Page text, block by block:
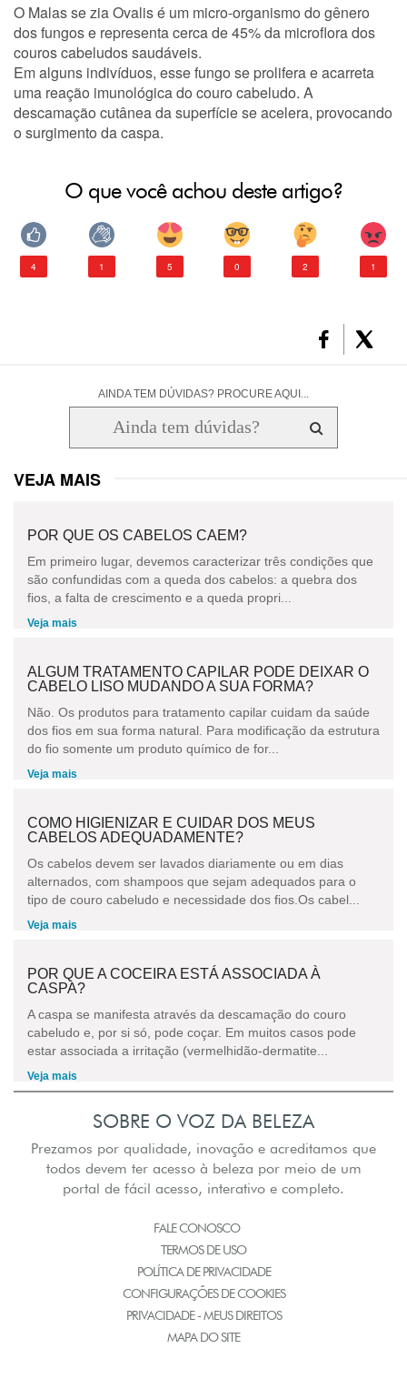
DESODORANTE
SOLAR
DERMACLUB
O Malas se zia Ovalis é um micro-organismo do gênero
dos fungos e representa cerca de 45% da microflora dos
couros cabeludos saudáveis.
Em alguns indivíduos, esse fungo se prolifera e acarreta
uma reação imunológica do couro cabeludo. A
descamação cutânea da superfície se acelera, provocando
o surgimento da caspa.
O que você achou deste artigo?
4 1 5 0 2 1
AINDA TEM DÚVIDAS? PROCURE AQUI...
VEJA MAIS
POR QUE OS CABELOS CAEM?
Em primeiro lugar, devemos caracterizar três condições que
são confundidas com a queda dos cabelos: a quebra dos
fios, a falta de crescimento e a queda propri...
Veja mais
ALGUM TRATAMENTO CAPILAR PODE DEIXAR O
CABELO LISO MUDANDO A SUA FORMA?
Não. Os produtos para tratamento capilar cuidam da saúde
dos fios em sua forma natural. Para modificação da estrutura
do fio somente um produto químico de for...
Veja mais
COMO HIGIENIZAR E CUIDAR DOS MEUS
CABELOS ADEQUADAMENTE?
Os cabelos devem ser lavados diariamente ou em dias
alternados, com shampoos que sejam adequados para o
tipo de couro cabeludo e necessidade dos fios.Os cabel...
Veja mais
POR QUE A COCEIRA ESTÁ ASSOCIADA À
CASPA?
A caspa se manifesta através da descamação do couro
cabeludo e, por si só, pode coçar. Em muitos casos pode
estar associada a irritação (vermelhidão-dermatite...
Veja mais
SOBRE O VOZ DA BELEZA
Prezamos por qualidade, inovação e acreditamos que
todos devem ter acesso à beleza por meio de um
portal de fácil acesso, interativo e completo.
FALE CONOSCO
TERMOS DE USO
POLÍTICA DE PRIVACIDADE
CONFIGURAÇÕES DE COOKIES
PRIVACIDADE - MEUS DIREITOS
MAPA DO SITE